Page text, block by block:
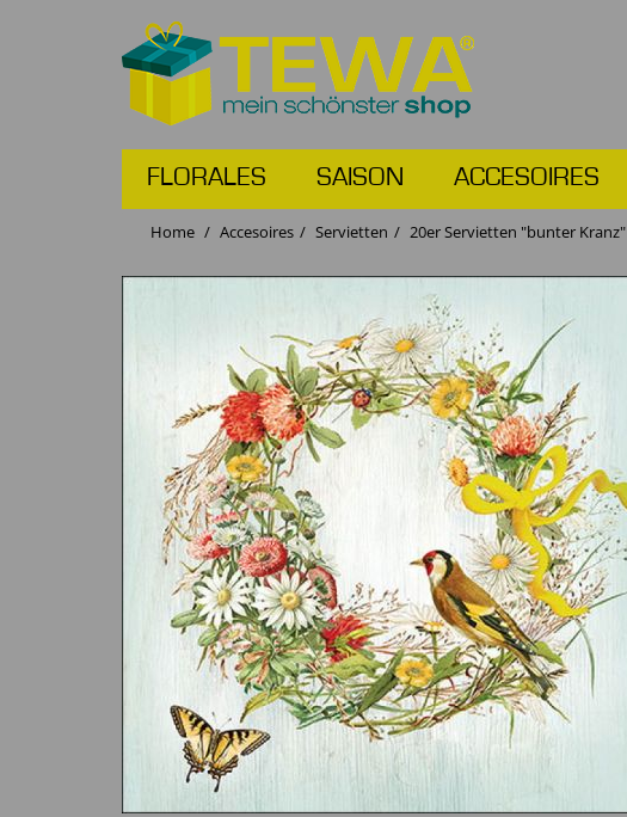
FLORALES SAISON ACCESOIRES
Home Accesoires Servietten 20er Servietten "bunter Kranz"